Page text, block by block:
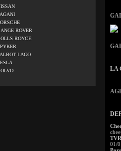
ROVER
ROYCE
LAGO
LA
01/